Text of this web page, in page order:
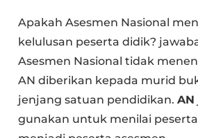
Apakah Asesmen Nasional
kelulusan peserta didik?
Asesmen Nasional tidak
AN diberikan kepada murid
jenjang satuan pendidikan.AN
gunakan untuk menilai